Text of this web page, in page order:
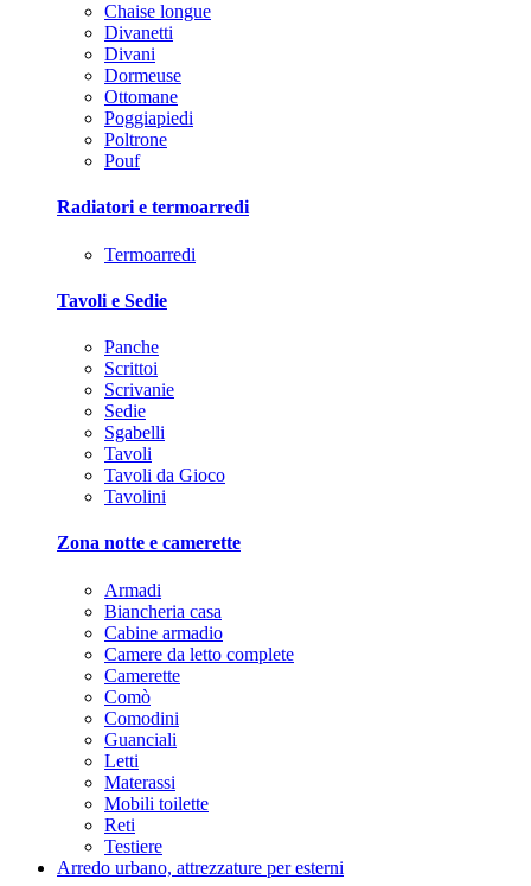
Chaise longue
Divanetti
Divani
Dormeuse
Ottomane
Poggiapiedi
Poltrone
Pouf
Radiatori e termoarredi
Termoarredi
Tavoli e Sedie
Panche
Scrittoi
Scrivanie
Sedie
Sgabelli
Tavoli
Tavoli da Gioco
Tavolini
Zona notte e camerette
Armadi
Biancheria casa
Cabine armadio
Camere da letto complete
Camerette
Comò
Comodini
Guanciali
Letti
Materassi
Mobili toilette
Reti
Testiere
Arredo urbano, attrezzature per esterni